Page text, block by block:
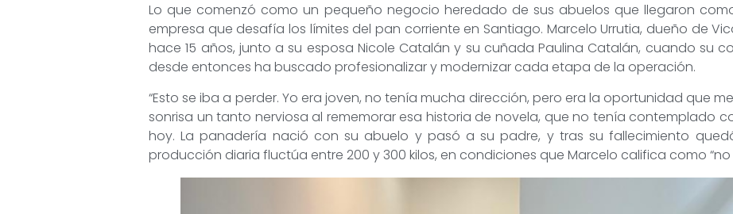
Lo que comenzó como un pequeño negocio heredado de sus abuelos que llegaron
empresa que desafía los límites del pan corriente en Santiago. Marcelo Urrutia, dueño de
hace 15 años, junto a su esposa Nicole Catalán y su cuñada Paulina Catalán, cuando su
desde entonces ha buscado profesionalizar y modernizar cada etapa de la operación.
“Esto se iba a perder. Yo era joven, no tenía mucha dirección, pero era la oportunidad que
sonrisa un tanto nerviosa al rememorar esa historia de novela, que no tenía contemplado
hoy. La panadería nació con su abuelo y pasó a su padre, y tras su fallecimiento
producción diaria fluctúa entre 200 y 300 kilos, en condiciones que Marcelo califica como “no